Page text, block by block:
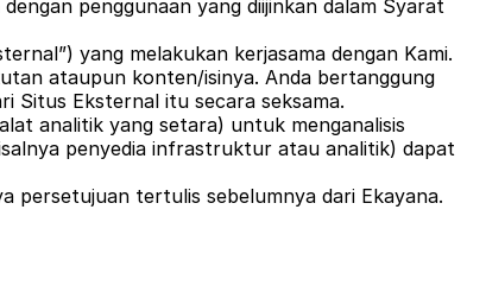
penggunaan yang diijinkan dalam Syarat
yang melakukan kerjasama dengan Kami.
ataupun konten/isinya. Anda bertanggung
Situs Eksternal itu secara seksama.
analitik yang setara) untuk menganalisis
penyedia infrastruktur atau analitik) dapat
persetujuan tertulis sebelumnya dari Ekayana.